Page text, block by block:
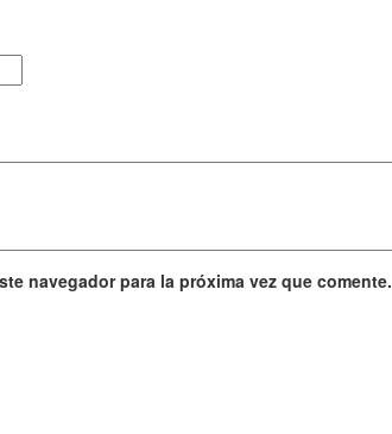
navegador para la próxima vez que comente.